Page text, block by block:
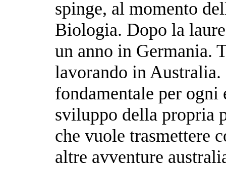
spinge, al momento
Biologia. Dopo la
un anno in Germania.
lavorando in Australia.
fondamentale per ogni
sviluppo della propria
che vuole trasmettere
altre avventure